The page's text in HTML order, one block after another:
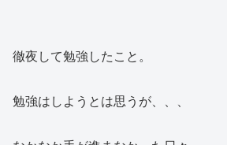
徹夜して勉強したこと。
勉強はしようとは思うが、、、